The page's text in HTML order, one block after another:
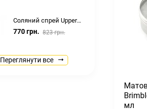
мл
Соляний спрей Uppercut Deluxe Sea Salt Spray 150 ml
770 грн. 823 грн.
Переглянути все